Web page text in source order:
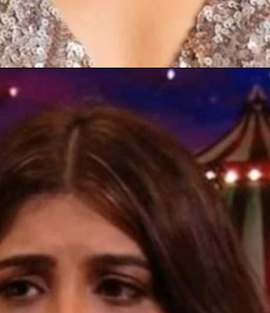
https://gazetapost.com/salman-khan-charge-rs-1000-crore-for-hosting-bigg-boss-16/57822/